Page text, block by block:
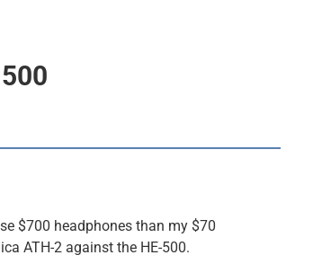
$700 headphones than my $70
ATH-2 against the HE-500.